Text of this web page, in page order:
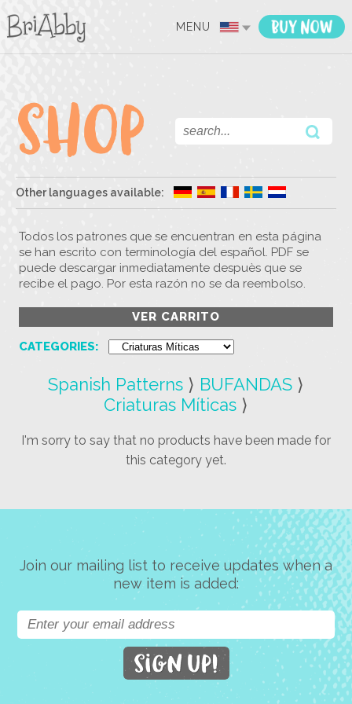
MENU
Other languages available:
Todos los patrones que se encuentran en esta página
se han escrito con terminología del español. PDF se
puede descargar inmediatamente despuès que se
recibe el pago. Por esta razón no se da reembolso.
VER CARRITO
CATEGORIES:
Spanish Patterns⟩ BUFANDAS⟩
Criaturas Míticas⟩
I'm sorry to say that no products have been made for
this category yet.
Join our mailing list to receive updates when a
new item is added: